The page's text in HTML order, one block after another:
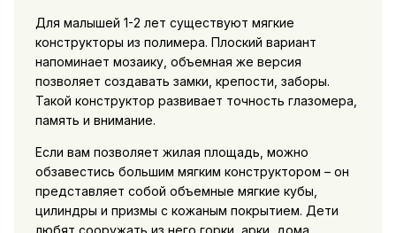
Для малышей 1-2 лет существуют мягкие
конструкторы из полимера. Плоский вариант
напоминает мозаику, объемная же версия
позволяет создавать замки, крепости, заборы.
Такой конструктор развивает точность глазомера,
память и внимание.
Если вам позволяет жилая площадь, можно
обзавестись большим мягким конструктором – он
представляет собой объемные мягкие кубы,
цилиндры и призмы с кожаным покрытием. Дети
любят сооружать из него горки, арки, дома,